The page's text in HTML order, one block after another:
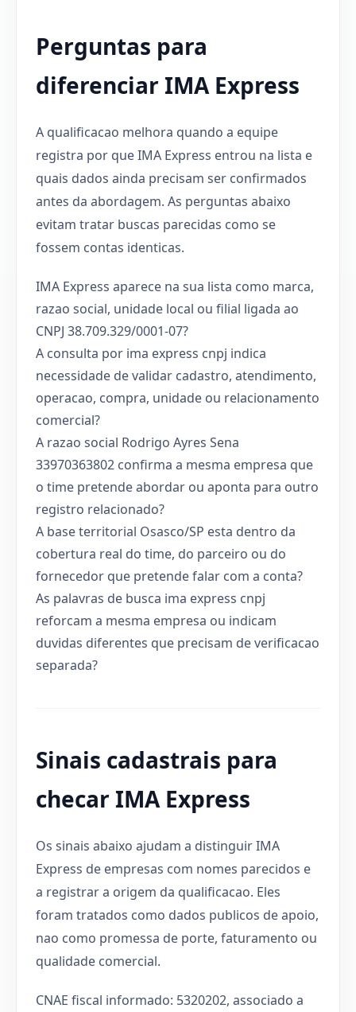
Perguntas para
diferenciar IMA Express
A qualificacao melhora quando a equipe
registra por que IMA Express entrou na lista e
quais dados ainda precisam ser confirmados
antes da abordagem. As perguntas abaixo
evitam tratar buscas parecidas como se
fossem contas identicas.
IMA Express aparece na sua lista como marca,
razao social, unidade local ou filial ligada ao
CNPJ 38.709.329/0001-07?
A consulta por ima express cnpj indica
necessidade de validar cadastro, atendimento,
operacao, compra, unidade ou relacionamento
comercial?
A razao social Rodrigo Ayres Sena
33970363802 confirma a mesma empresa que
o time pretende abordar ou aponta para outro
registro relacionado?
A base territorial Osasco/SP esta dentro da
cobertura real do time, do parceiro ou do
fornecedor que pretende falar com a conta?
As palavras de busca ima express cnpj
reforcam a mesma empresa ou indicam
duvidas diferentes que precisam de verificacao
separada?
Sinais cadastrais para
checar IMA Express
Os sinais abaixo ajudam a distinguir IMA
Express de empresas com nomes parecidos e
a registrar a origem da qualificacao. Eles
foram tratados como dados publicos de apoio,
nao como promessa de porte, faturamento ou
qualidade comercial.
CNAE fiscal informado: 5320202, associado a